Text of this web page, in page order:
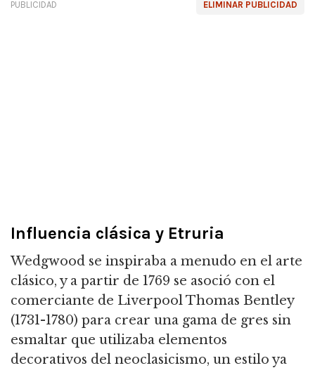
ELIMINAR PUBLICIDAD
PUBLICIDAD
Influencia clásica y Etruria
Wedgwood se inspiraba a menudo en el arte
clásico, y a partir de 1769 se asoció con el
comerciante de Liverpool Thomas Bentley
(1731-1780) para crear una gama de gres sin
esmaltar que utilizaba elementos
decorativos del neoclasicismo, un estilo ya